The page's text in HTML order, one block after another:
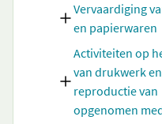
Vervaardiging
en papierwaren
Activiteiten op
van drukwerk en
reproductie van
opgenomen